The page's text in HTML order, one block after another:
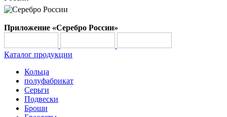
Приложение «Серебро России»
Каталог продукции
Кольца
полуфабрикат
Серьги
Подвески
Броши